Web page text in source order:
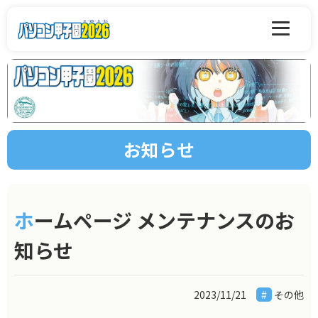
お知らせ
ホームページ メンテナンスのお
知らせ
2023/11/21 その他